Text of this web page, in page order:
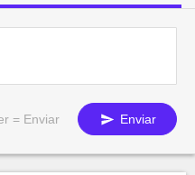
= Enviar Enviar